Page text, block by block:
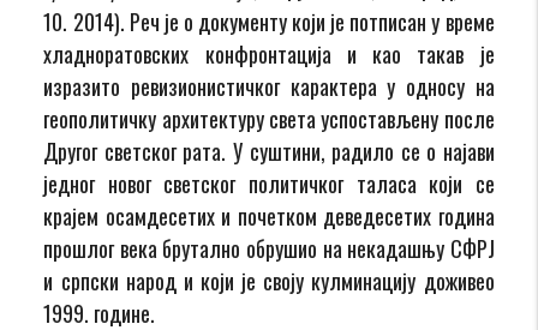
10. 2014). Реч је о документу који је потписан у време
хладноратовских конфронтација и као такав је
изразито ревизионистичког карактера у односу на
геополитичку архитектуру света успостављену после
Другог светског рата. У суштини, радило се о најави
једног новог светског политичког таласа који се
крајем осамдесетих и почетком деведесетих година
прошлог века брутално обрушио на некадашњу СФРЈ
и српски народ и који је своју кулминацију доживео
1999. године.